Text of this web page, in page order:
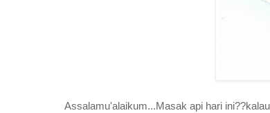
Assalamu'alaikum...Masak api hari